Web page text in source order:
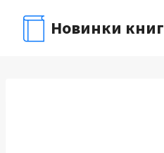
содержимому
Новинки книг